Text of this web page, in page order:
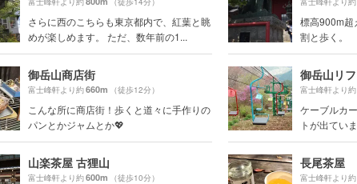
さらに西のこちらも東京都内で、紅葉と眺
めが楽しめます。 ただ、数年前の1...
標高900m超
割と歩く。
御岳山商店街
富士峰軒より約660m （徒歩12分）
こんな所に商店街！歩くと道々に手作りの
パンとかジャムとか💖
御岳山リフ
富士峰軒より約
ケーブルカ
トが出てい
山楽茶屋 古狸山
富士峰軒より約600m （徒歩10分）
長尾茶屋
富士峰軒より約